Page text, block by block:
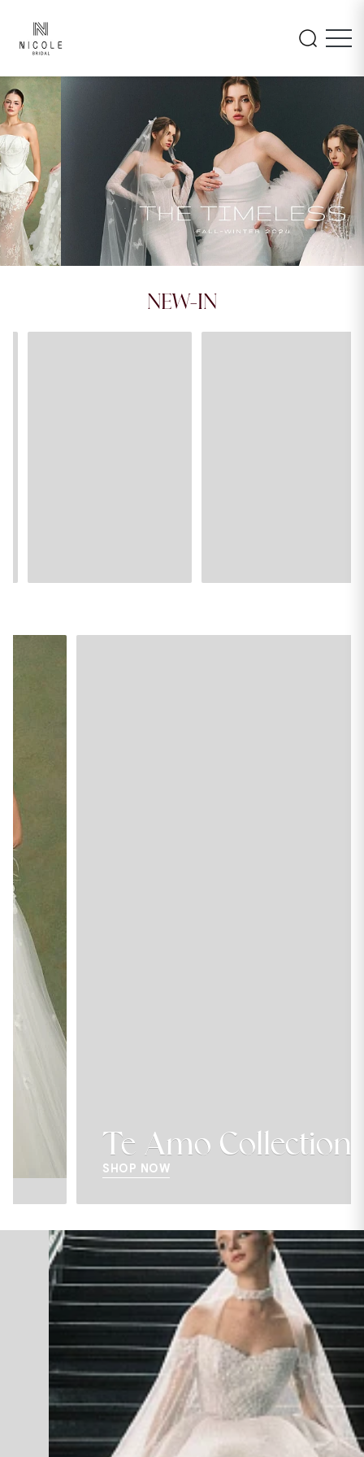
NEW-INAMARA
26PA108
Te Amo Collection
SHOP NOW